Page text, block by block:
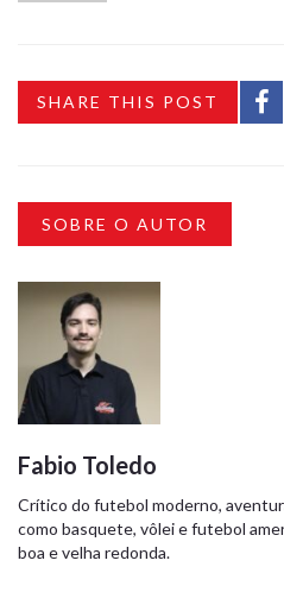
SHARE THIS POST
SOBRE O AUTOR
Fabio Toledo
Crítico do futebol moderno,
como basquete, vôlei e futebol
boa e velha redonda.